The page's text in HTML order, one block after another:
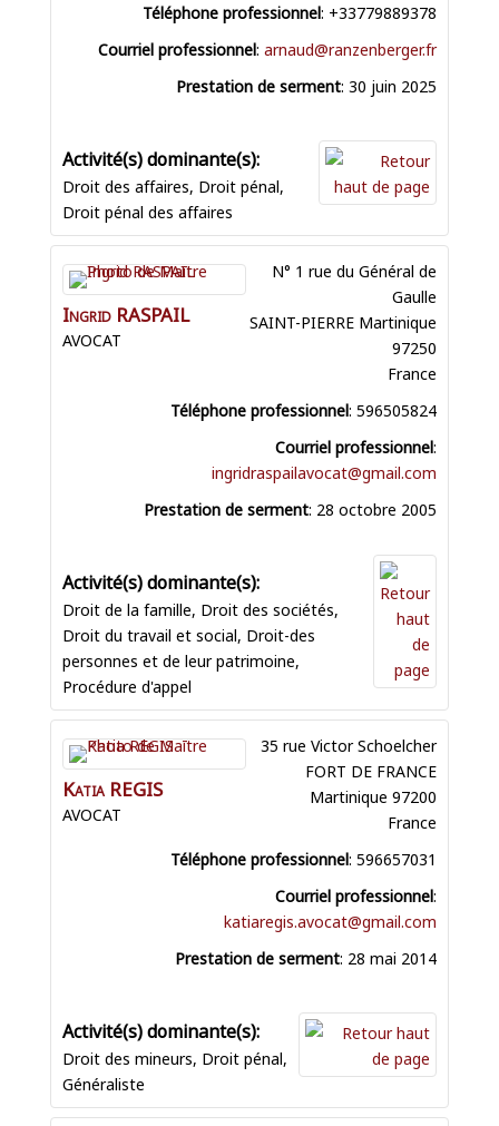
Téléphone professionnel: +33779889378
Courriel professionnel: arnaud@ranzenberger.fr
Prestation de serment: 30 juin 2025
Droit des affaires, Droit pénal,
Droit pénal des affaires
Ingrid RASPAIL
AVOCAT
N° 1 rue du Général de
Gaulle
SAINT-PIERRE Martinique
97250
France
Téléphone professionnel: 596505824
Courriel professionnel:
ingridraspailavocat@gmail.com
Prestation de serment: 28 octobre 2005
Droit de la famille, Droit des sociétés,
Droit du travail et social, Droit-des
personnes et de leur patrimoine,
Procédure d'appel
Katia REGIS
AVOCAT
35 rue Victor Schoelcher
FORT DE FRANCE
Martinique 97200
France
Téléphone professionnel: 596657031
Courriel professionnel:
katiaregis.avocat@gmail.com
Prestation de serment: 28 mai 2014
Droit des mineurs, Droit pénal,
Généraliste